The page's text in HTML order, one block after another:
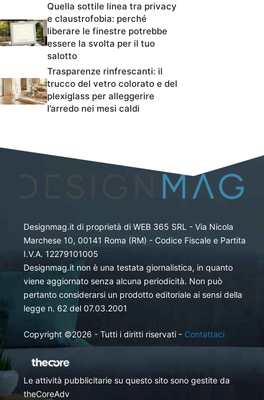
Quella sottile linea tra privacy
e claustrofobia: perché
liberare le finestre potrebbe
essere la svolta per il tuo
salotto
Trasparenze rinfrescanti: il
trucco del vetro colorato e del
plexiglass per alleggerire
l’arredo nei mesi caldi
Designmag.it di proprietà di WEB 365 SRL - Via Nicola
Marchese 10, 00141 Roma (RM) - Codice Fiscale e Partita
I.V.A. 12279101005
Designmag.it non è una testata giornalistica, in quanto
viene aggiornato senza alcuna periodicità. Non può
pertanto considerarsi un prodotto editoriale ai sensi della
legge n. 62 del 07.03.2001
Copyright ©2026 - Tutti i diritti riservati - Contattaci
Le attività pubblicitarie su questo sito sono gestite da
theCoreAdv